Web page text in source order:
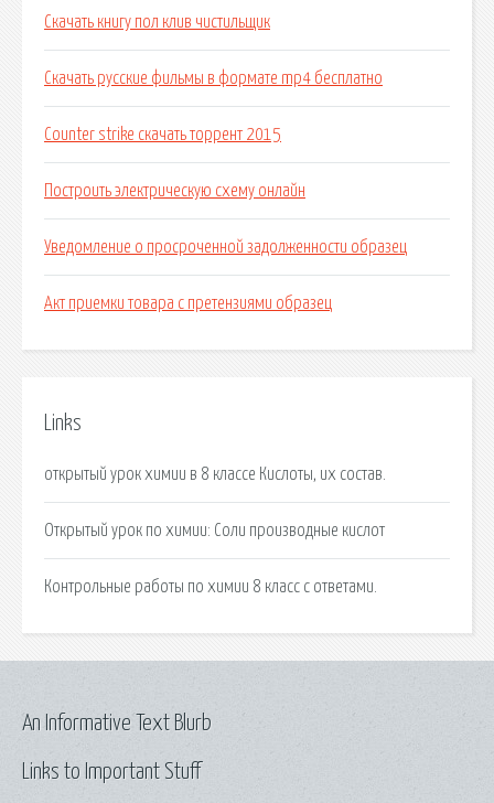
Скачать книгу пол клив чистильщик
Скачать русские фильмы в формате mp4 бесплатно
Counter strike скачать торрент 2015
Построить электрическую схему онлайн
Уведомление о просроченной задолженности образец
Акт приемки товара с претензиями образец
Links
открытый урок химии в 8 классе Кислоты, их состав.
Открытый урок по химии: Соли производные кислот
Контрольные работы по химии 8 класс с ответами.
Links to Important Stuff
An Informative Text Blurb